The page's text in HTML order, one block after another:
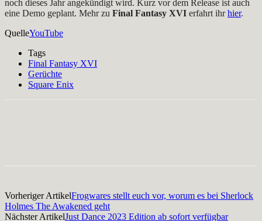
noch dieses Jahr angekündigt wird. Kurz vor dem Release ist auch
eine Demo geplant. Mehr zu Final Fantasy XVI erfahrt ihrhier.
QuelleYouTube
Tags
Final Fantasy XVI
Gerüchte
Square Enix
Vorheriger ArtikelFrogwares stellt euch vor, worum es bei Sherlock
Holmes The Awakened geht
Nächster ArtikelJust Dance 2023 Edition ab sofort verfügbar